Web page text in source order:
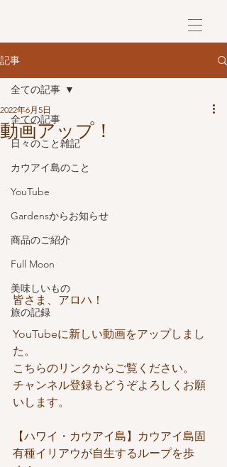
記事
全ての記事
日々のこと雑記
カウアイ島のこと
YouTube
Gardensからお知らせ
商品のご紹介
Full Moon
美味しいもの
旅の記録
全ての記事
動画アップ！
2022年6月5日
皆さま、アロハ！
YouTubeに新しい動画をアップしまし
た。
こちらのリンクからご覧ください。
チャンネル登録もどうぞよろしくお願
いします。
【ハワイ・カウアイ島】カウアイ島固
有種イリアウが自生するループを歩